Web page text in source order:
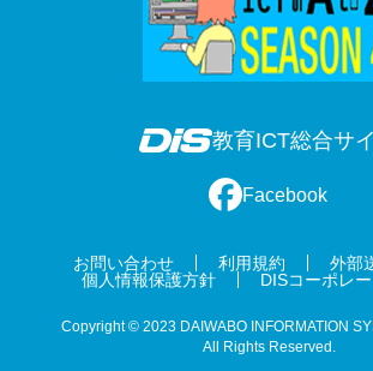
教育ICT総合サ
Facebook
お問い合わせ 利用規約
外部
個人情報保護方針
DISコーポレ
Copyright © 2023 DAIWABO INFORMATION
All Rights Reserved.